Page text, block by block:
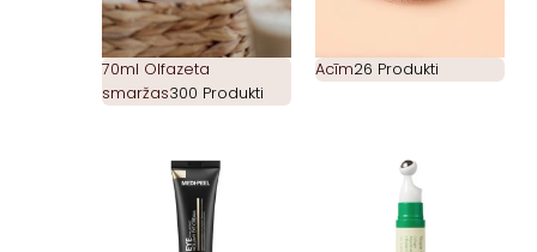
70ml Olfazeta
smaržas300 Produkti
Acīm26 Produkti